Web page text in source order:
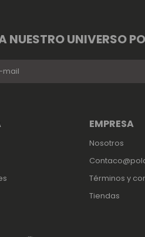
EMPRESA
Nosotros
Términos y
Tiendas
NUESTRO UNIVERSO